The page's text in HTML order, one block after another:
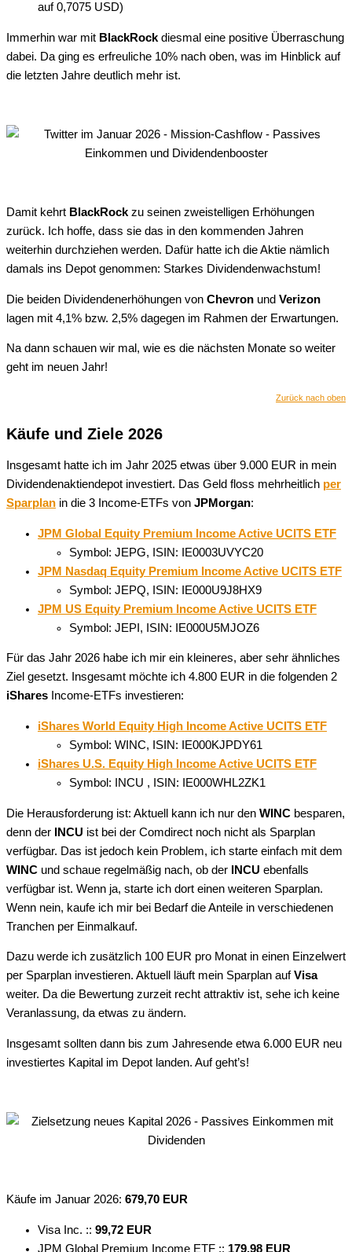
auf 0,7075 USD)
Immerhin war mit BlackRock diesmal eine positive Überraschung
dabei. Da ging es erfreuliche 10% nach oben, was im Hinblick auf
die letzten Jahre deutlich mehr ist.
Damit kehrt BlackRock zu seinen zweistelligen Erhöhungen
zurück. Ich hoffe, dass sie das in den kommenden Jahren
weiterhin durchziehen werden. Dafür hatte ich die Aktie nämlich
damals ins Depot genommen: Starkes Dividendenwachstum!
Die beiden Dividendenerhöhungen von Chevron und Verizon
lagen mit 4,1% bzw. 2,5% dagegen im Rahmen der Erwartungen.
Na dann schauen wir mal, wie es die nächsten Monate so weiter
geht im neuen Jahr!
Zurück nach oben
Käufe und Ziele 2026
Insgesamt hatte ich im Jahr 2025 etwas über 9.000 EUR in mein
Dividendenaktiendepot investiert. Das Geld floss mehrheitlich per
Sparplan in die 3 Income-ETFs von JPMorgan:
JPM Global Equity Premium Income Active UCITS ETF
Symbol: JEPG, ISIN: IE0003UVYC20
JPM Nasdaq Equity Premium Income Active UCITS ETF
Symbol: JEPQ, ISIN: IE000U9J8HX9
JPM US Equity Premium Income Active UCITS ETF
Symbol: JEPI, ISIN: IE000U5MJOZ6
Für das Jahr 2026 habe ich mir ein kleineres, aber sehr ähnliches
Ziel gesetzt. Insgesamt möchte ich 4.800 EUR in die folgenden 2
iShares Income-ETFs investieren:
iShares World Equity High Income Active UCITS ETF
Symbol: WINC, ISIN: IE000KJPDY61
iShares U.S. Equity High Income Active UCITS ETF
Symbol: INCU , ISIN: IE000WHL2ZK1
Die Herausforderung ist: Aktuell kann ich nur den WINC besparen,
denn der INCU ist bei der Comdirect noch nicht als Sparplan
verfügbar. Das ist jedoch kein Problem, ich starte einfach mit dem
WINC und schaue regelmäßig nach, ob der INCU ebenfalls
verfügbar ist. Wenn ja, starte ich dort einen weiteren Sparplan.
Wenn nein, kaufe ich mir bei Bedarf die Anteile in verschiedenen
Tranchen per Einmalkauf.
Dazu werde ich zusätzlich 100 EUR pro Monat in einen Einzelwert
per Sparplan investieren. Aktuell läuft mein Sparplan aufVisa
weiter. Da die Bewertung zurzeit recht attraktiv ist, sehe ich keine
Veranlassung, da etwas zu ändern.
Insgesamt sollten dann bis zum Jahresende etwa 6.000 EUR neu
investiertes Kapital im Depot landen. Auf geht’s!
Käufe im Januar 2026: 679,70 EUR
Visa Inc. :: 99,72 EUR
JPM Global Premium Income ETF :: 179,98 EUR